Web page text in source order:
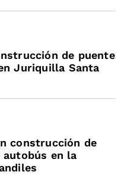
de puente
Juriquilla Santa
construcción de
autobús en la